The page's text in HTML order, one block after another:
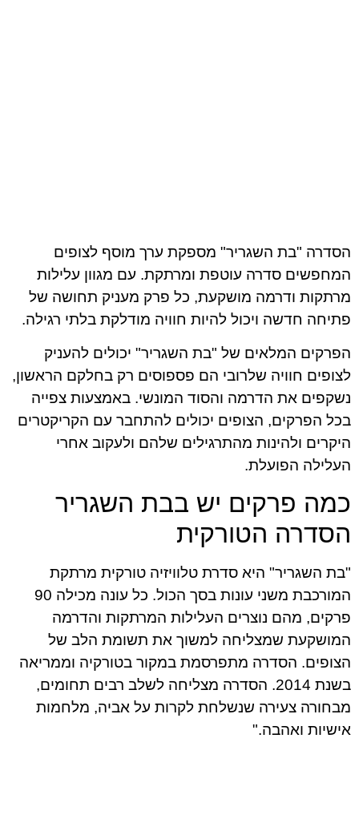
הסדרה "בת השגריר" מספקת ערך מוסף לצופים
המחפשים סדרה עוטפת ומרתקת. עם מגוון עלילות
מרתקות ודרמה מושקעת, כל פרק מעניק תחושה של
פתיחה חדשה ויכול להיות חוויה מודלקת בלתי רגילה.
הפרקים המלאים של "בת השגריר" יכולים להעניק
לצופים חוויה שלרובי הם פספוסים רק בחלקם הראשון,
נשקפים את הדרמה והסוד המונשי. באמצעות צפייה
בכל הפרקים, הצופים יכולים להתחבר עם הקריקטרים
היקרים ולהינות מהתרגילים שלהם ולעקוב אחרי
העלילה הפועלת.
כמה פרקים יש בבת השגריר
הסדרה הטורקית
"בת השגריר" היא סדרת טלוויזיה טורקית מרתקת
המורכבת משני עונות בסך הכול. כל עונה מכילה 90
פרקים, מהם נוצרים העלילות המרתקות והדרמה
המושקעת שמצליחה למשוך את תשומת הלב של
הצופים. הסדרה מתפרסמת במקור בטורקיה וממריאה
בשנת 2014. הסדרה מצליחה לשלב רבים תחומים,
מבחורה צעירה שנשלחת לקרות על אביה, מלחמות
אישיות ואהבה."